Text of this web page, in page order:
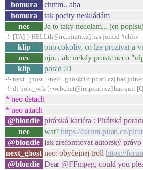
homura
chmm.. aha
homura
tak pocity neskládám
neo
Ja to taky nedelam... jen
-!- [TA] [~HELLth@irc.pirati.cz] has joined #chliv
klip ono cokoliv, co lze prozivat a
neo
njn... ale nekdy proste neco
klip
porad :D
-!- next_ghost [~next_ghos@irc.pirati.cz] has
-!- dj-bobr_wrk [~webchat@irc.pirati.cz] has quit
* neo detach
* neo attach
@blondie pirátská kariéra : Pirátská
neo
wat? https://forum.pirati.cz/
@blondie jak zreformovat autorský právo
next_ghost neo: obyčejnej troll https://
@blondie Dear @FFmpeg, could you